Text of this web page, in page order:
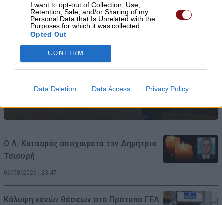
I want to opt-out of Collection, Use,
Retention, Sale, and/or Sharing of my
Personal Data that Is Unrelated with the
Purposes for which it was collected.
Opted Out
CONFIRM
Data Deletion Data Access Privacy Policy
Υπό ίδρυση η Αστική Μη
Κερδοσκοπική Εταιρεία
«ΚΟΙΝΩΦΕΛΕΣ ΕΡΓΟ ΔΗΜΗΤΡΙΟΥ
ΑΠΟΣΤΟΛΟΥ ΔΟΚΟΥ»
Ο Λ. Κατσαρός αποχαιρετά τον Δημήτριο
Τσιουρή
06/08/2026 , 23:47
Κάλυψη κενών θέσεων στο Πρότυπο ΓΕΛ